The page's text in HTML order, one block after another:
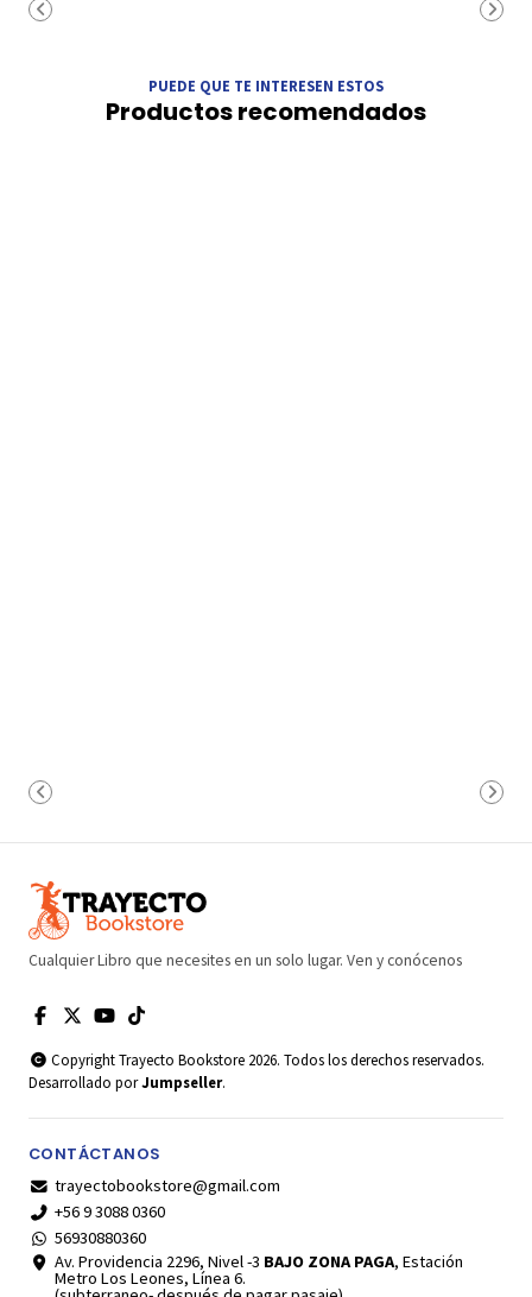
PUEDE QUE TE INTERESEN ESTOS
Productos recomendados
Cualquier Libro que necesites en un solo lugar. Ven y conócenos
Copyright Trayecto Bookstore 2026. Todos los derechos reservados.
Desarrollado porJumpseller.
CONTÁCTANOS
trayectobookstore@gmail.com
+56 9 3088 0360
56930880360
Av. Providencia 2296, Nivel -3 BAJO ZONA PAGA, Estación
Metro Los Leones, Línea 6.